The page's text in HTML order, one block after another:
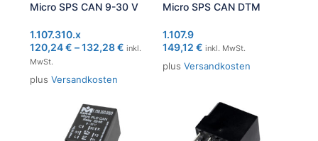
Micro SPS CAN 9-30 V
1.107.310.x
120,24€ –132,28€ inkl.
MwSt.
plus Versandkosten
Micro SPS CAN DTM
1.107.9
149,12 € inkl. MwSt.
plus Versandkosten